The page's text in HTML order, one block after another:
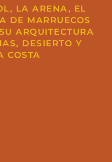
LA ARENA, EL
DE MARRUECOS
ARQUITECTURA
DESIERTO Y
COSTA